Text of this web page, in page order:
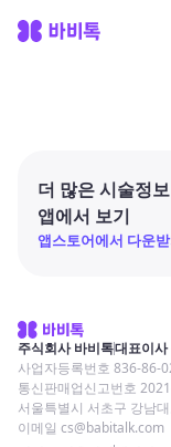
더 많은 시술정보
앱에서 보기
앱스토어에서 다운
주식회사 바비톡대표이사
사업자등록번호 836-86-
통신판매업신고번호
서울특별시 서초구 강남
이메일 cs@babitalk.com